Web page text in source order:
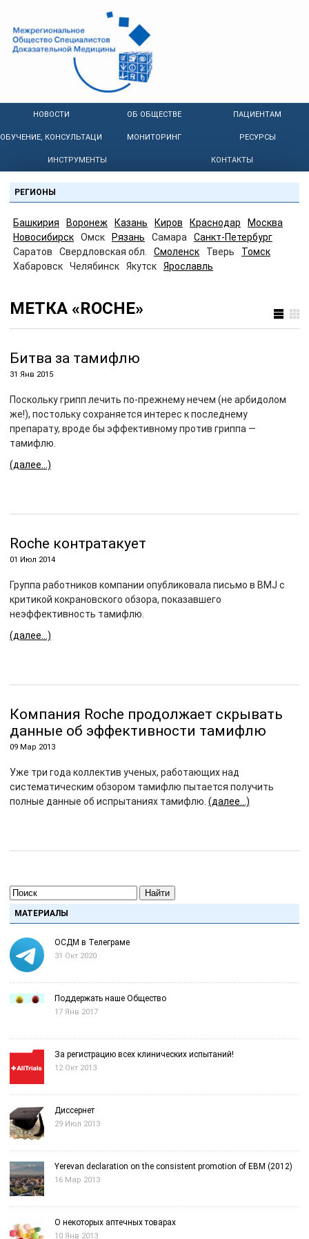
НОВОСТИ ОБ ОБЩЕСТВЕ ПАЦИЕНТАМ
ОБУЧЕНИЕ, КОНСУЛЬТАЦИИ МОНИТОРИНГ РЕСУРСЫ
ИНСТРУМЕНТЫ КОНТАКТЫ
РЕГИОНЫ
Башкирия Воронеж Казань Киров Краснодар
Москва
Новосибирск
Омск Рязань Самара
Санкт-Петербург
Саратов
Свердловская обл. Смоленск Тверь
Томск
Хабаровск
Челябинск Якутск Ярославль
МЕТКА «ROCHE»
Битва за тамифлю
31 Янв 2015
Поскольку грипп лечить по-прежнему нечем (не арбидолом
же!), постольку сохраняется интерес к последнему
препарату, вроде бы эффективному против гриппа —
тамифлю.
(далее…)
Roche контратакует
01 Июл 2014
Группа работников компании опубликовала письмо в BMJ с
критикой кокрановского обзора, показавшего
неэффективность тамифлю.
(далее…)
Компания Roche продолжает скрывать
данные об эффективности тамифлю
09 Мар 2013
Уже три года коллектив ученых, работающих над
систематическим обзором тамифлю пытается получить
полные данные об испрытаниях тамифлю. (далее…)
Найти
МАТЕРИАЛЫ
ОСДМ в Телеграме
31 Окт 2020
Поддержать наше Общество
17 Янв 2017
За регистрацию всех клинических испытаний!
12 Окт 2013
Диссернет
29 Июл 2013
Yerevan declaration on the consistent promotion of EBM (2012)
16 Мар 2013
О некоторых аптечных товарах
10 Янв 2013